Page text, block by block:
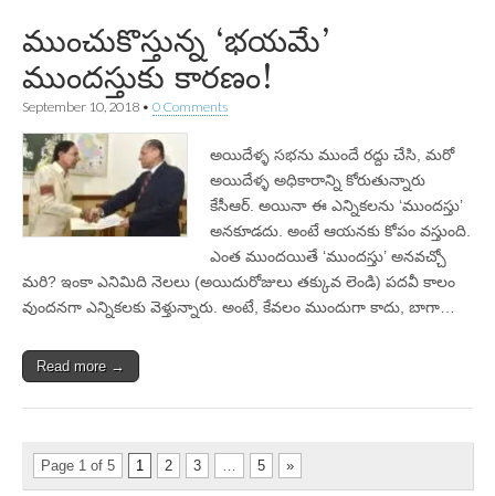
ముంచుకొస్తున్న ‘భయమే’
ముందస్తుకు కారణం!
September 10, 2018 • 0 Comments
అయిదేళ్ళ సభను ముందే రద్దు చేసి, మరో
అయిదేళ్ళ అధికారాన్ని కోరుతున్నారు
కేసీఆర్‌. అయినా ఈ ఎన్నికలను ‘ముందస్తు’
అనకూడదు. అంటే ఆయనకు కోపం వస్తుంది.
ఎంత ముందయితే ‘ముందస్తు’ అనవచ్చో
మరి? ఇంకా ఎనిమిది నెలలు (అయిదురోజులు తక్కువ లెండి) పదవీ కాలం
వుందనగా ఎన్నికలకు వెళ్తున్నారు. అంటే, కేవలం ముందుగా కాదు, బాగా…
Read more →
Page 1 of 5 1 2 3 … 5 »